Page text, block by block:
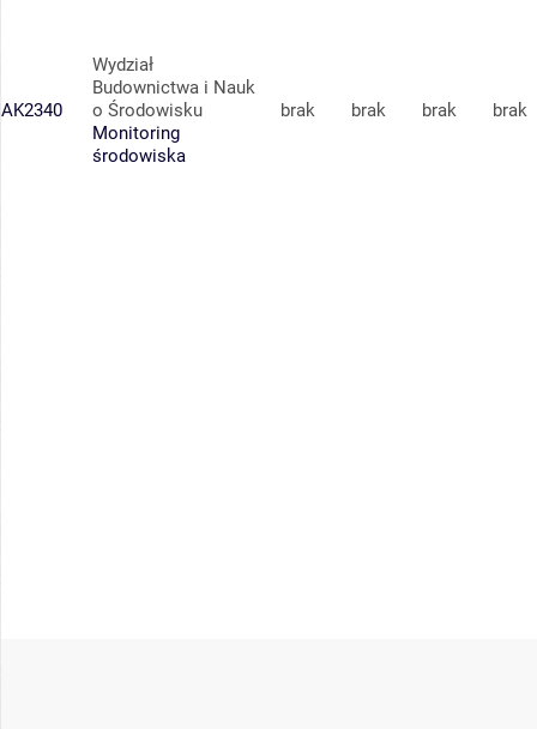
AK2340
Wydział
Budownictwa i Nauk
o Środowisku
Monitoring
środowiska
brak brak brak brak